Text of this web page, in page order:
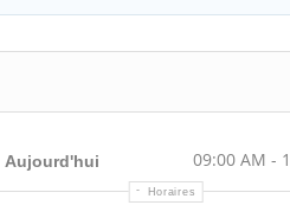
Aujourd'hui 09:00 AM -
Horaires